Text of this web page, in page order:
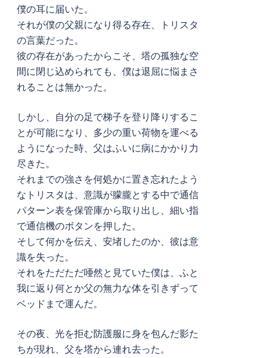
僕の耳に届いた。
それが僕の父親になり得る存在、トリスタ
の言葉だった。
彼の存在があったからこそ、塔の孤独な空
間に閉じ込められても、僕は退屈に悩まさ
れることは無かった。
しかし、自分の足で梯子を登り降りするこ
とが可能になり、多少の重い荷物を運べる
ようになった時、父はふいに病にかかり力
尽きた。
それまでの強さを何処かに置き忘れたよう
なトリスタは、意識が朦朧とする中で通信
パターン表を保管庫から取り出し、細い指
で通信機のボタンを押した。
そして何かを伝え、安堵したのか、彼は意
識を失った。
それをただただ唖然と見ていた僕は、ふと
我に返り何とか父の無力な体を引きずって
ベッドまで運んだ。
その夜、光を拒む防護服に身を包んだ影た
ちが現れ、父を塔から連れ去った。